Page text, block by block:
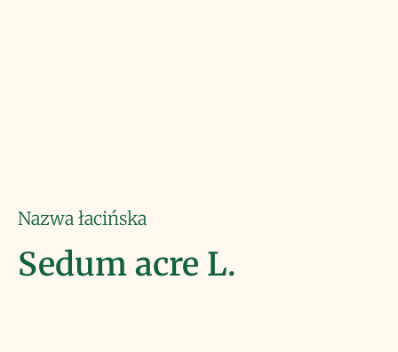
Nazwa łacińska
Sedum acre L.